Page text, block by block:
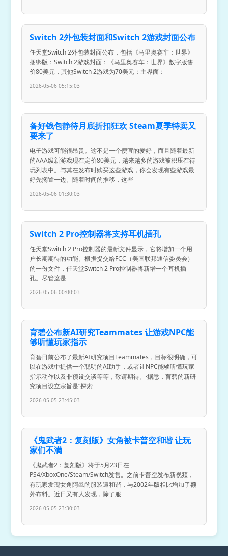
Switch 2外包装封面和Switch 2游戏封面公布
任天堂Switch 2外包装封面公布，包括《马里奥赛车：世界》
捆绑版：Switch 2游戏封面：《马里奥赛车：世界》数字版售
价80美元，其他Switch 2游戏为70美元：主界面：
2026-05-06 05:15:03
备好钱包静待月底折扣狂欢 Steam夏季特卖又
要来了
电子游戏可能很昂贵。这不是一个便宜的爱好，而且随着最新
的AAA级新游戏现在定价80美元，越来越多的游戏被积压在待
玩列表中。与其在发布时购买这些游戏，你会发现有些游戏最
好先搁置一边。随着时间的推移，这些
2026-05-06 01:30:03
Switch 2 Pro控制器将支持耳机插孔
任天堂Switch 2 Pro控制器的最新文件显示，它将增加一个用
户长期期待的功能。根据提交给FCC（美国联邦通信委员会）
的一份文件，任天堂Switch 2 Pro控制器将新增一个耳机插
孔。尽管这是
2026-05-06 00:00:03
育碧公布新AI研究Teammates 让游戏NPC能
够听懂玩家指示
育碧日前公布了最新AI研究项目Teammates，目标很明确，可
以在游戏中提供一个聪明的AI助手，或者让NPC能够听懂玩家
指示动作以及非预设交谈等等，敬请期待。·据悉，育碧的新研
究项目设立宗旨是“探索
2026-05-05 23:45:03
《鬼武者2：复刻版》女角被卡普空和谐 让玩
家们不满
《鬼武者2：复刻版》将于5月23日在
PS4/XboxOne/Steam/Switch发售。之前卡普空发布新视频，
有玩家发现女角阿邑的服装遭和谐，与2002年版相比增加了额
外布料。近日又有人发现，除了服
2026-05-05 23:30:03